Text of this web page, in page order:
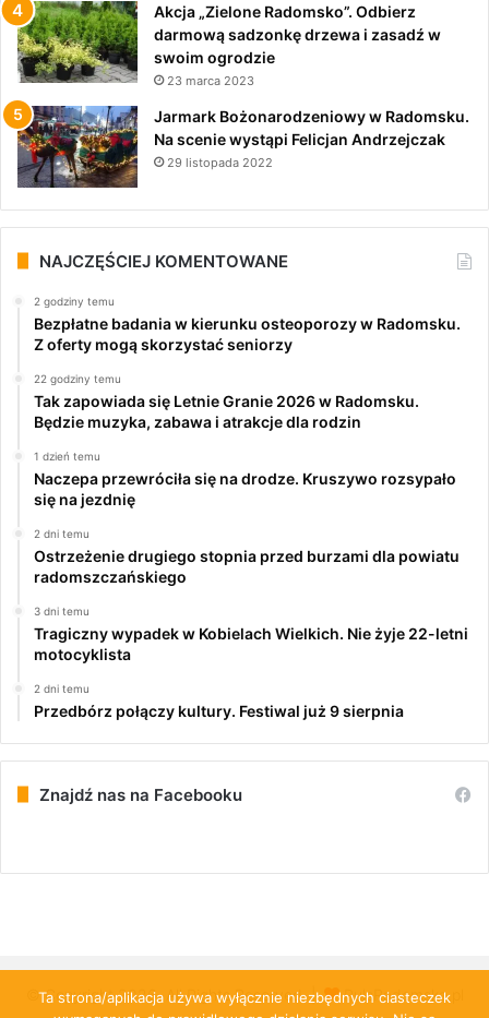
Akcja „Zielone Radomsko”. Odbierz
darmową sadzonkę drzewa i zasadź w
swoim ogrodzie
23 marca 2023
Jarmark Bożonarodzeniowy w Radomsku.
Na scenie wystąpi Felicjan Andrzejczak
29 listopada 2022
NAJCZĘŚCIEJ KOMENTOWANE
2 godziny temu
Bezpłatne badania w kierunku osteoporozy w Radomsku.
Z oferty mogą skorzystać seniorzy
22 godziny temu
Tak zapowiada się Letnie Granie 2026 w Radomsku.
Będzie muzyka, zabawa i atrakcje dla rodzin
1 dzień temu
Naczepa przewróciła się na drodze. Kruszywo rozsypało
się na jezdnię
2 dni temu
Ostrzeżenie drugiego stopnia przed burzami dla powiatu
radomszczańskiego
3 dni temu
Tragiczny wypadek w Kobielach Wielkich. Nie żyje 22-letni
motocyklista
2 dni temu
Przedbórz połączy kultury. Festiwal już 9 sierpnia
Znajdź nas na Facebooku
© Copyright 2026, All Rights Reserved | PulsRadomska.pl
Ta strona/aplikacja używa wyłącznie niezbędnych ciasteczek